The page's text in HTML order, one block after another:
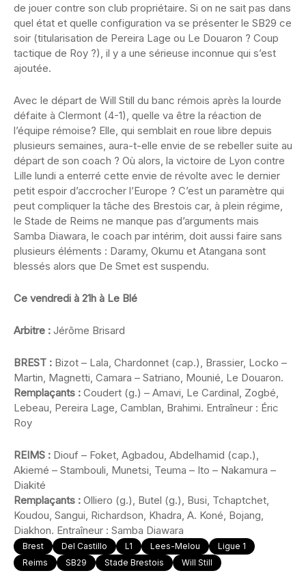
de jouer contre son club propriétaire. Si on ne sait pas dans
quel état et quelle configuration va se présenter le SB29 ce
soir (titularisation de Pereira Lage ou Le Douaron ? Coup
tactique de Roy ?), il y a une sérieuse inconnue qui s’est
ajoutée.
Avec le départ de Will Still du banc rémois après la lourde
défaite à Clermont (4-1), quelle va être la réaction de
l’équipe rémoise? Elle, qui semblait en roue libre depuis
plusieurs semaines, aura-t-elle envie de se rebeller suite au
départ de son coach ? Où alors, la victoire de Lyon contre
Lille lundi a enterré cette envie de révolte avec le dernier
petit espoir d’accrocher l’Europe ? C’est un paramètre qui
peut compliquer la tâche des Brestois car, à plein régime,
le Stade de Reims ne manque pas d’arguments mais
Samba Diawara, le coach par intérim, doit aussi faire sans
plusieurs éléments : Daramy, Okumu et Atangana sont
blessés alors que De Smet est suspendu.
Ce vendredi à 21h à Le Blé
Arbitre : Jérôme Brisard
BREST : Bizot – Lala, Chardonnet (cap.), Brassier, Locko –
Martin, Magnetti, Camara – Satriano, Mounié, Le Douaron.
Remplaçants : Coudert (g.) – Amavi, Le Cardinal, Zogbé,
Lebeau, Pereira Lage, Camblan, Brahimi. Entraîneur : Éric
Roy
REIMS : Diouf – Foket, Agbadou, Abdelhamid (cap.),
Akiemé – Stambouli, Munetsi, Teuma – Ito – Nakamura –
Diakité
Remplaçants : Olliero (g.), Butel (g.), Busi, Tchaptchet,
Koudou, Sangui, Richardson, Khadra, A. Koné, Bojang,
Diakhon. Entraîneur : Samba Diawara
Brest Del Castillo L1 Lees-Melou
Ligue 1
Reims
SB29 Stade Brestois Will Still